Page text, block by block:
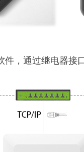
，通过继电器接